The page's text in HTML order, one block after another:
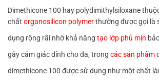
Dimethicone 100 hay polydimithylsiloxane
chất organosilicon polymerthường được gọi là
dụng rộng rãi nhờ khả năng tạo lớp phủ mịn
gây cảm giác dính cho da, trong các sản phẩm
dimethicone 100 được sử dụng như một chất